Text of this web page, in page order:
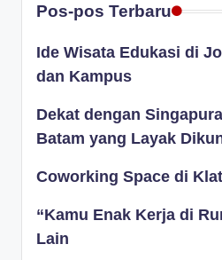
Pos-pos Terbaru
Ide Wisata Edukasi di
dan Kampus
Dekat dengan
Batam yang Layak
Coworking Space di
“Kamu Enak Kerja di
Lain